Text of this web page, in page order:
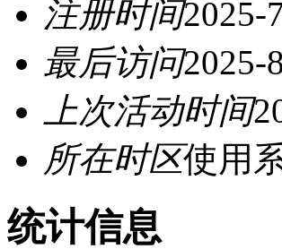
注册时间2025-
最后访问2025-
上次活动时间
所在时区使用
统计信息